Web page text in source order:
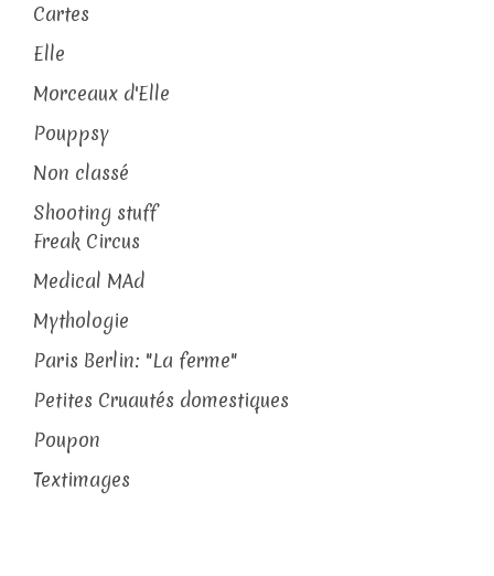
Cartes
Elle
Morceaux d'Elle
Pouppsy
Non classé
Shooting stuff
Freak Circus
Medical MAd
Mythologie
Paris Berlin: "La ferme"
Petites Cruautés domestiques
Poupon
Textimages